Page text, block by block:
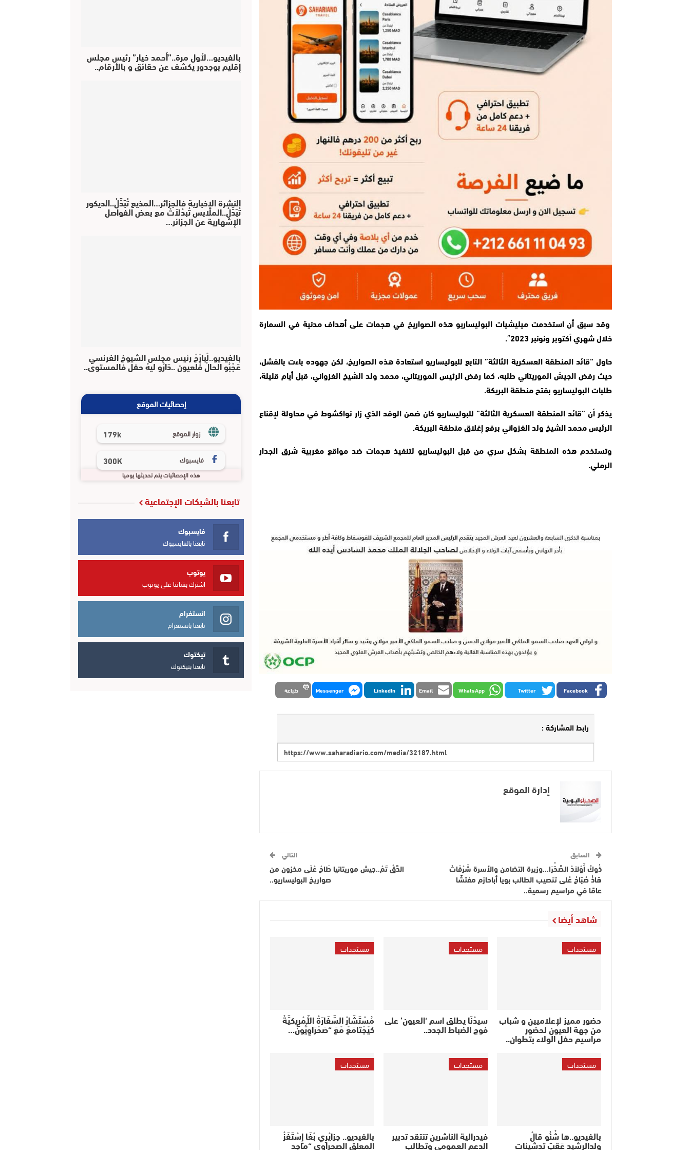
وقد سبق أن استخدمت ميليشيات البوليساريو هذه الصواريخ في هجمات على أهداف مدنية في السمارة
خلال شهري أكتوبر ونونبر 2023″.
حاول “قائد المنطقة العسكرية الثالثة” التابع للبوليساريو استعادة هذه الصواريخ، لكن جهوده باءت بالفشل،
حيث رفض الجيش الموريتاني طلبه، كما رفض الرئيس الموريتاني، محمد ولد الشيخ الغزواني، قبل أيام قليلة،
طلبات البوليساريو بفتح منطقة البريكة.
يذكر أن “قائد المنطقة العسكرية الثالثة” للبوليساريو كان ضمن الوفد الذي زار نواكشوط في محاولة لإقناع
الرئيس محمد الشيخ ولد الغزواني برفعإغلاق منطقة البريكة.
وتستخدم هذه المنطقة بشكل سري من قبل البوليساريو لتنفيذ هجمات ضد مواقع مغربية شرق الجدار
الرملي.
Facebook
Twitter
WhatsApp
Email
LinkedIn
Messenger طباعة
رابط المشاركة :
إدارة الموقع
السابق
ذُوكْ أَوْلاَدْ الصَّحّْرَا…وزيرة التضامن والأسرة شَرْفَاتْ
هَاذْ صْبَاحْ عْلى تنصيب الطالب بويا أباحازم مفتشًا
عامًا في مراسيم رسمية..
التالي
الدَّقْ تَمْ..جيش موريتانيا طَاحْ عْلَى مخزون من
صواريخ البوليساريو..
شاهد أيضا
مستجدات
حضور مميز لإعلاميين و شباب
من جهة العيون لحضور
مراسيم حفل الولاء بتطوان..
مستجدات
سِيدْنَا يطلق اسم ‘العيون’ على
فوج الضباط الجدد..
مستجدات
مُسْتَشَارْ السَّفَارَةْ الأَمْرِيكِيَّةْ
كَيْجْتَامَعْ مْعَ “صَحْرَاوِيُّونْ…
مستجدات
بالفيديو..ها شْنُو قالْ
ولدالرشيد عَقِبَ تدشينات
مستجدات
فيدرالية الناشرين تنتقد تدبير
الدعم العمومي وتطالب
مستجدات
بالفيديو.. جزايْرِي بْغَا إِسْتَفَزْ
المعلق الصحراوي “ماجد
بالفيديو…لأول مرة..”أحمد خيار” رئيس مجلس
إقليم بوجدور يكشف عن حقائق و بالأرقام..
النشرة الإخبارية فالجزائر…المذيع تْبَدَّلْ..الديكور
تْبَدَّلْ..الملابس تْبدْلاَتْ مع بعض الفواصل
الإشهارية عن الجزائر…
بالفيديو..لْبارْحْ رئيس مجلس الشيوخ الفرنسي
عَجْبُو الحالْ فْلعيون ..دَارُو ليهْ حفل فالمستوى..
إحصائيات الموقع
زوار الموقع 179k
فايسبوك 300K
هذه الإحصائيات يتم تحديثها يوميا
تابعنا بالشبكات الإجتماعية
فايسبوك
تابعنا بالفايسبوك
يوتوب
اشترك بقناتنا على يوتوب
انستغرام
تابعنا بانستغرام
تيكتوك
تابعنا بتيكتوك